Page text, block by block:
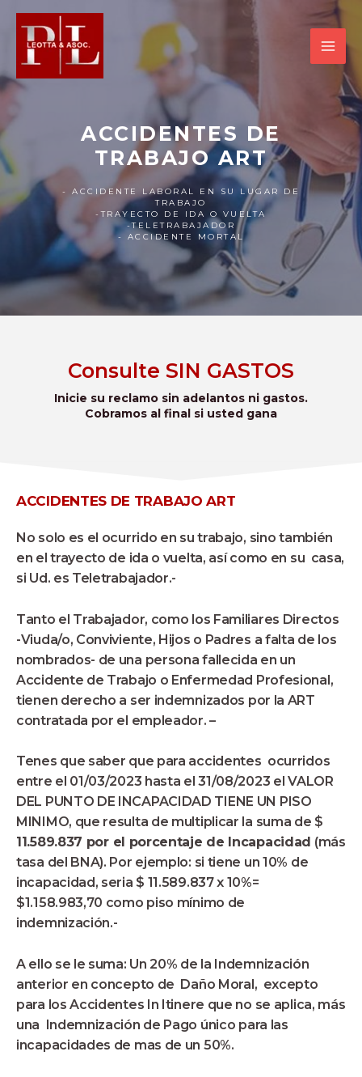
ACCIDENTES DE
TRABAJO ART
- ACCIDENTE LABORAL EN SU LUGAR DE
TRABAJO
-TRAYECTO DE IDA O VUELTA
-TELETRABAJADOR
- ACCIDENTE MORTAL
Consulte SIN GASTOS
Inicie su reclamo sin adelantos ni gastos.
Cobramos al final si usted gana
ACCIDENTES DE TRABAJO ART
No solo es el ocurrido en su trabajo, sino también
en el trayecto de ida o vuelta, así como en su casa,
si Ud. es Teletrabajador.-
Tanto el Trabajador, como los Familiares Directos
-Viuda/o, Conviviente, Hijos o Padres a falta de los
nombrados- de una persona fallecida en un
Accidente de Trabajo o Enfermedad Profesional,
tienen derecho a ser indemnizados por la ART
contratada por el empleador. –
Tenes que saber que para accidentes ocurridos
entre el 01/03/2023 hasta el 31/08/2023 el VALOR
DEL PUNTO DE INCAPACIDAD TIENE UN PISO
MINIMO, que resulta de multiplicar la suma de $
11.589.837 por el porcentaje de Incapacidad (más
tasa del BNA). Por ejemplo: si tiene un 10% de
incapacidad, seria $ 11.589.837 x 10%=
$1.158.983,70 como piso mínimo de
indemnización.-
A ello se le suma: Un 20% de la Indemnización
anterior en concepto de Daño Moral, excepto
para los Accidentes In Itinere que no se aplica, más
una Indemnización de Pago único para las
incapacidades de mas de un 50%.